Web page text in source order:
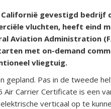
Californië gevestigd
vluchten, heeft eind
Aviation Administration
met on-demand
vliegtuig.
gepland. Pas in de tweede
Carrier Certificate is een
verticaal op te